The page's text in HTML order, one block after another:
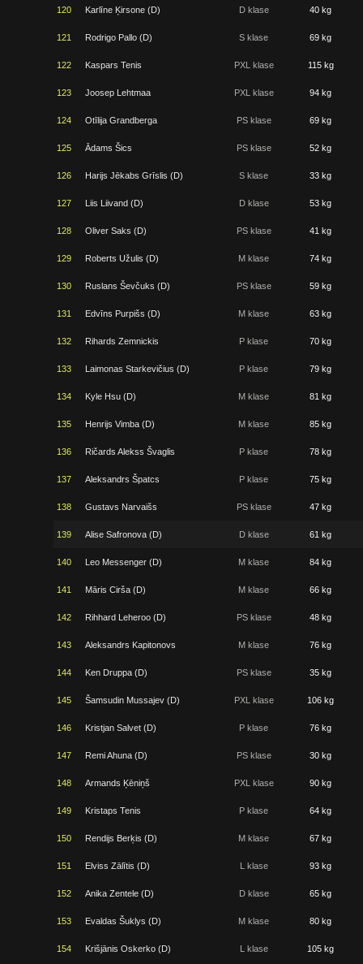
120 Karlīne Ķirsone (D) D klase 40 kg
121 Rodrigo Pallo (D) S klase 69 kg
122 Kaspars Tenis PXL klase 115 kg
123 Joosep Lehtmaa PXL klase 94 kg
124 Otīlija Grandberga PS klase 69 kg
125 Ādams Šics PS klase 52 kg
126 Harijs Jēkabs Grīslis (D) S klase 33 kg
127 Liis Liivand (D) D klase 53 kg
128 Oliver Saks (D) PS klase 41 kg
129 Roberts Užulis (D) M klase 74 kg
130 Ruslans Ševčuks (D) PS klase 59 kg
131 Edvīns Purpišs (D) M klase 63 kg
132 Rihards Zemnickis P klase 70 kg
133 Laimonas Starkevičius (D) P klase 79 kg
134 Kyle Hsu (D) M klase 81 kg
135 Henrijs Vimba (D) M klase 85 kg
136 Ričards Alekss Švaglis P klase 78 kg
137 Aleksandrs Špatcs P klase 75 kg
138 Gustavs Narvaišs PS klase 47 kg
139 Alise Safronova (D) D klase 61 kg
140 Leo Messenger (D) M klase 84 kg
141 Māris Cirša (D) M klase 66 kg
142 Rihhard Leheroo (D) PS klase 48 kg
143 Aleksandrs Kapitonovs M klase 76 kg
144 Ken Druppa (D) PS klase 35 kg
145 Šamsudin Mussajev (D) PXL klase 106 kg
146 Kristjan Salvet (D) P klase 76 kg
147 Remi Ahuna (D) PS klase 30 kg
148 Armands Ķēniņš PXL klase 90 kg
149 Kristaps Tenis P klase 64 kg
150 Rendijs Berķis (D) M klase 67 kg
151 Elviss Zālītis (D) L klase 93 kg
152 Anika Zentele (D) D klase 65 kg
153 Evaldas Šuklys (D) M klase 80 kg
154 Krišjānis Oskerko (D) L klase 105 kg